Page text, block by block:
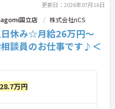
更新日：2026年07月16日
国立店 株式会社nCS
日休み☆月給26万円～
談員のお仕事です♪＜
万円